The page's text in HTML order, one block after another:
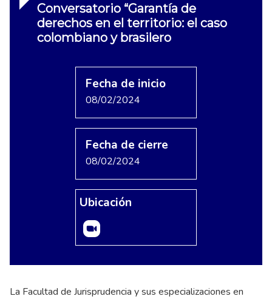
Conversatorio “Garantía de
derechos en el territorio: el caso
colombiano y brasilero
Fecha de inicio
08/02/2024
Fecha de cierre
08/02/2024
Ubicación
La Facultad de Jurisprudencia y sus especializaciones en